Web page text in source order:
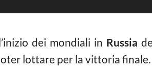
dei mondiali in Russia
lottare per la vittoria